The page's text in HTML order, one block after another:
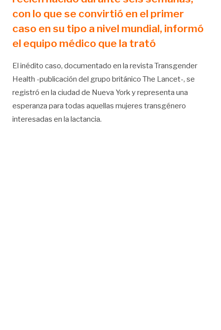
con lo que se convirtió en el primer
caso en su tipo a nivel mundial, informó
el equipo médico que la trató
El inédito caso, documentado en la revista Transgender
Health -publicación del grupo británico The Lancet-, se
registró en la ciudad de Nueva York y representa una
esperanza para todas aquellas mujeres transgénero
interesadas en la lactancia.